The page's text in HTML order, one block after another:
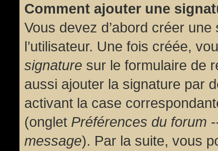
Comment ajouter une
Vous devez d’abord créer
l’utilisateur. Une fois créée,
signature sur le formulaire de
aussi ajouter la signature par
activant la case
(onglet Préférences du forum
message). Par la suite, vous